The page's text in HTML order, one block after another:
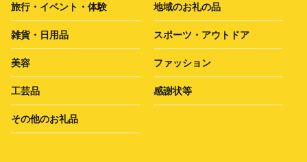
旅行・イベント・体験 地域のお礼の品
雑貨・日用品 スポーツ・アウトドア
美容 ファッション
工芸品 感謝状等
その他のお礼品